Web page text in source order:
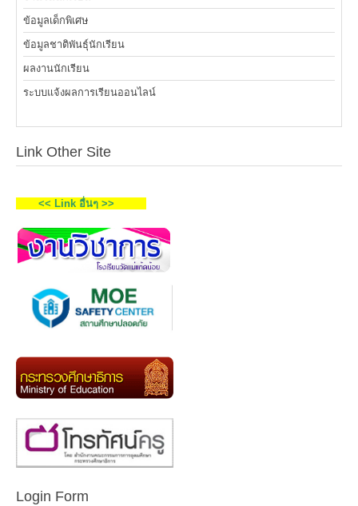
ข้อมูลเด็กพิเศษ
ข้อมูลชาติพันธุ์นักเรียน
ผลงานนักเรียน
ระบบแจ้งผลการเรียนออนไลน์
Link Other Site
<< Link อื่นๆ >>
Login Form